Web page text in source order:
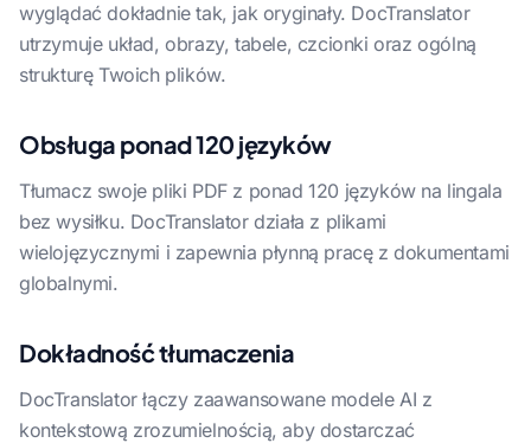
wyglądać dokładnie tak, jak oryginały. DocTranslator
utrzymuje układ, obrazy, tabele, czcionki oraz ogólną
strukturę Twoich plików.
Obsługa ponad 120 języków
Tłumacz swoje pliki PDF z ponad 120 języków na lingala
bez wysiłku. DocTranslator działa z plikami
wielojęzycznymi i zapewnia płynną pracę z dokumentami
globalnymi.
Dokładność tłumaczenia
DocTranslator łączy zaawansowane modele AI z
kontekstową zrozumielnością, aby dostarczać